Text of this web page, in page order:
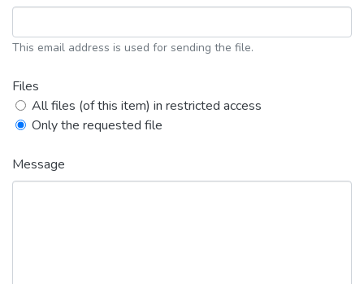
This email address is used for sending the file.
Files
All files (of this item) in restricted access
Only the requested file
Message